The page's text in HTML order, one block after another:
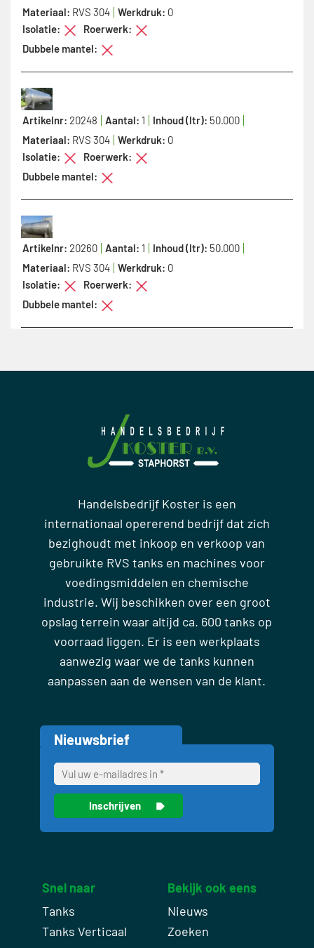
Materiaal: RVS 304 Werkdruk: 0
Isolatie:
Roerwerk:
Dubbele mantel:
Artikelnr: 20248 Aantal: 1 Inhoud (ltr): 50.000
Materiaal: RVS 304 Werkdruk: 0
Isolatie:
Roerwerk:
Dubbele mantel:
Artikelnr: 20260 Aantal: 1 Inhoud (ltr): 50.000
Materiaal: RVS 304 Werkdruk: 0
Isolatie:
Roerwerk:
Dubbele mantel:
Handelsbedrijf Koster is een
internationaal opererend bedrijf dat zich
bezighoudt met inkoop en verkoop van
gebruikte RVS tanks en machines voor
voedingsmiddelen en chemische
industrie. Wij beschikken over een groot
opslag terrein waar altijd ca. 600 tanks op
voorraad liggen. Er is een werkplaats
aanwezig waar we de tanks kunnen
aanpassen aan de wensen van de klant.
Nieuwsbrief
Snel naar
Tanks
Tanks Verticaal
Bekijk ook eens
Nieuws
Zoeken